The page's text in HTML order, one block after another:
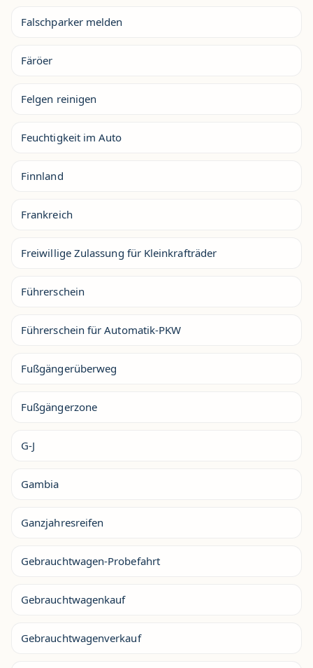
Falschparker melden
Färöer
Felgen reinigen
Feuchtigkeit im Auto
Finnland
Frankreich
Freiwillige Zulassung für Kleinkrafträder
Führerschein
Führerschein für Automatik-PKW
Fußgängerüberweg
Fußgängerzone
G-J
Gambia
Ganzjahresreifen
Gebrauchtwagen-Probefahrt
Gebrauchtwagenkauf
Gebrauchtwagenverkauf